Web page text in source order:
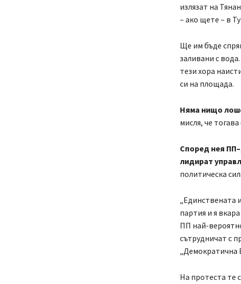
излязат на
– ако щете – в
Ще им бъде
заливани с
тези хора
си на площада.
Няма нищо
мисля, че
Според нея
лидират
политическа
„Единствената
партия и я
ПП най-
сътрудничат с
„Демократична
На протеста те